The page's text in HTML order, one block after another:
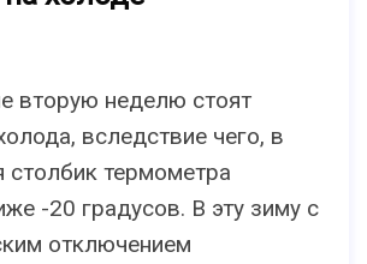
вторую неделю стоят
вследствие чего, в
столбик термометра
-20 градусов. В эту зиму с
отключением